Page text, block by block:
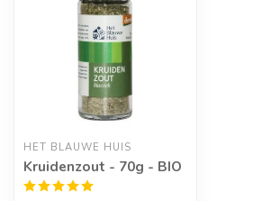
HET BLAUWE HUIS
Kruidenzout - 70g - BIO